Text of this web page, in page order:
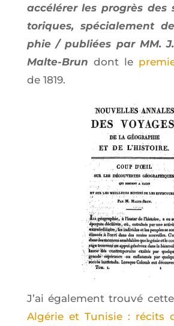
accé­lé­rer les pro­grès des
to­riques, spé­cia­le­ment
phie / publiées par MM.
Malte-Brun dont le
de 1819.
J’ai éga­le­ment trou­vé
Algé­rie et Tuni­sie : récits